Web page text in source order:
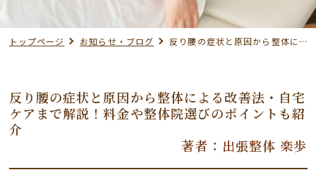
トップページ お知らせ・ブログ 反り腰の症状と原因から整体による改善法・自宅ケアまで解説！料金や整体院選びのポイントも紹介
反り腰の症状と原因から整体による改善法・自宅
ケアまで解説！料金や整体院選びのポイントも紹
介
著者：出張整体 楽歩